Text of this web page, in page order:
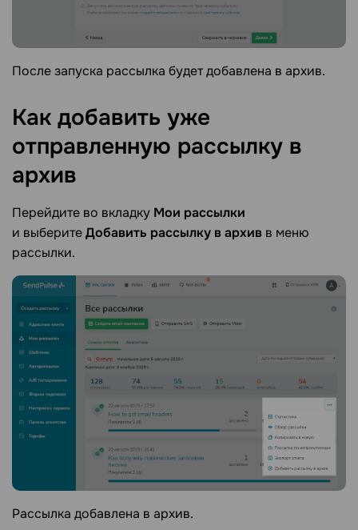
После запуска рассылка будет добавлена в архив.
Как добавить уже
отправленную рассылку в
архив
Перейдите во вкладку Мои рассылки
и выберитеДобавить рассылку в архив в меню
рассылки.
Рассылка добавлена в архив.